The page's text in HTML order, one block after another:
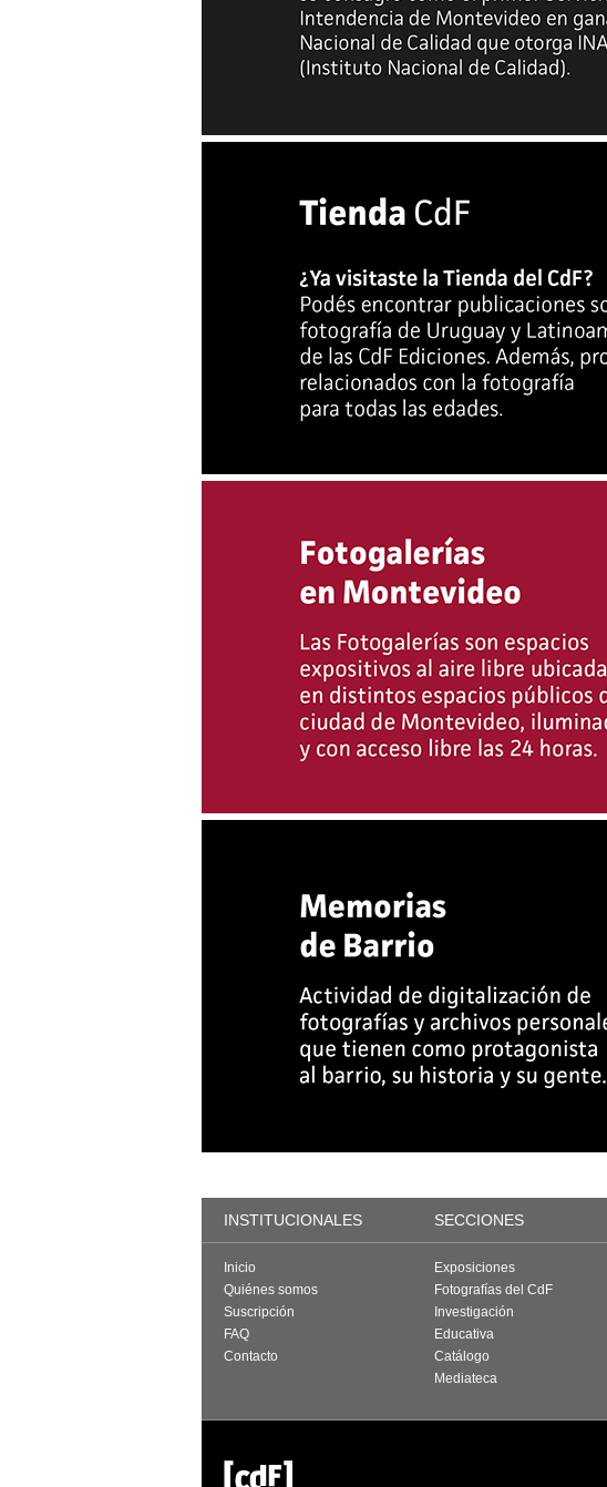
INSTITUCIONALES SECCIONES
Inicio
Quiénes somos
Suscripción
FAQ
Contacto
Exposiciones
Fotografías del CdF
Investigación
Educativa
Catálogo
Mediateca